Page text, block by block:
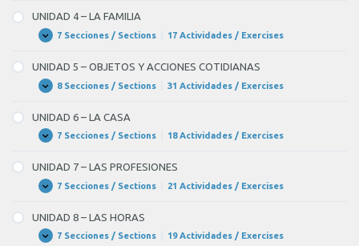
–
NACIONALIDADES
Y
PAÍSES
UNIDAD 4 – LA FAMILIA
Expandir
UNIDAD
–
LA
FAMILIA
7 Secciones / Sections 17 Actividades / Exercises
UNIDAD 5 – OBJETOS Y ACCIONES COTIDIANAS
Expandir
UNIDAD
–
OBJETOS
Y
ACCIONES
8 Secciones / Sections 31 Actividades / Exercises
UNIDAD 6 – LA CASA
Expandir
UNIDAD
–
LA
CASA
7 Secciones / Sections 18 Actividades / Exercises
UNIDAD 7 – LAS PROFESIONES
Expandir
UNIDAD
–
LAS
PROFESIONES
7 Secciones / Sections 21 Actividades / Exercises
UNIDAD 8 – LAS HORAS
Expandir
UNIDAD7 Secciones / Sections 19 Actividades / Exercises